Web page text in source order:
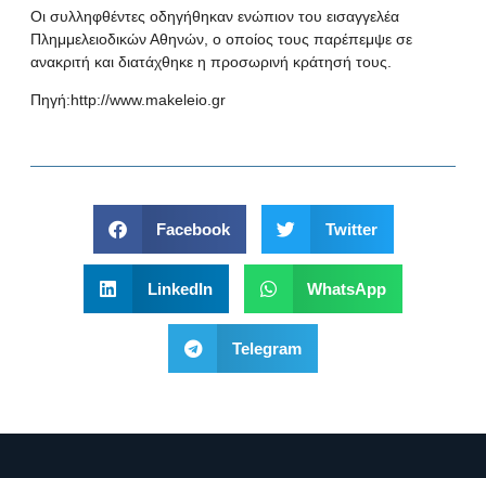
Οι συλληφθέντες οδηγήθηκαν ενώπιον του εισαγγελέα
Πλημμελειοδικών Αθηνών, ο οποίος τους παρέπεμψε σε
ανακριτή και διατάχθηκε η προσωρινή κράτησή τους.
Πηγή:http://www.makeleio.gr
Facebook Twitter
LinkedIn WhatsApp
Telegram